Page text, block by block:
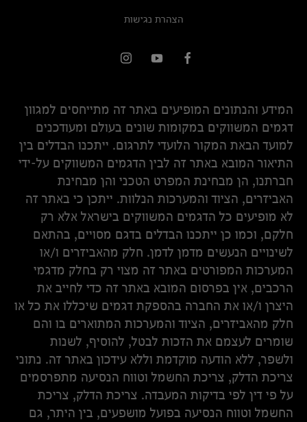
הצהרת נגישות
המידע והנתונים המופיעים באתר זה מתייחסים למגוון
דגמים המשווקים במקומות שונים בעולם ומעודכנים
למועד הבאת המקור הלועדי לתרגום. ייתכנו הבדלים בין
התיאור המובא באתר זה לבין הדגמים המשווקים על-ידי
חברתנו, הן מבחינת המפרט הטכני והן מבחינת
האביזרים, הציוד והמערכות הנלוות. ייתכן כי באתר זה
לא מופיעים כל הדגמים המשווקים בישראל אלא רק
חלקם, וכמו כן ייתכנו הבדלים בדגם מסויים, בהתאם
לשינויים הנעשים מדמן לדמן. חלק מהאביזרים ו/או
המערכות המפורטים באתר זה מצוי רק בחלק מדגמי
הרכבים, אין בפרסום המובא באתר זה כדי לחייב את
היצרן ו/או את החברה בהספקת דגמים שיכללו את כל או
חלק מהאביזרים, הציוד והמערכות המתוארים בו והם
שומרים לעצמם את הזכות לבטל, להוסיף, לשנות
ולשפר, ללא הודעה מוקדמת וללא עידכון באתר זה. נתוני
צריכת הדלק, צריכת החשמל וטווח הנסיעה מתפרסמים
על פי דין לפי בדיקות המעבדה. צריכת הדלק, צריכת
החשמל וטווח הנסיעה בפועל מושפעים, בין היתר, גם